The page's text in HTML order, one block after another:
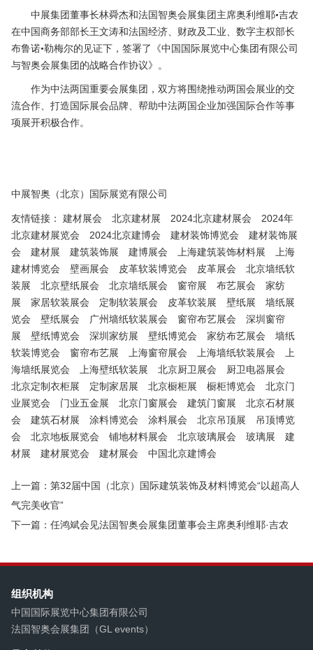
中展集团董事长林舜杰和法国智奥会展集团主席奥利维耶•吉农
在中国商务部部长王文涛和法国经济、财政及工业、数字主权部长
布鲁诺•勒梅尔的见证下，签署了《中国国际展览中心集团有限公司
与智奥会展集团的战略合作协议》。
作为中法两国重要会展集团，双方将围绕推动两国会展业的交
流合作、打造国际展会品牌、帮助中法两国企业加强国际合作等事
项展开积极合作。
中展智奥（北京）国际展览有限公司
友情链接： 建材展会 北京建材展 2024北京建材展会
2024年
北京建材展览会
2024北京建博会 建材装饰博览会
建材装饰展
会
建材展 建筑装饰展 建博展会 上海建筑装饰材料展
上海
建材博览会
壁画展会 皮革软装博览会 皮革展会
北京墙纸软
装展
北京壁纸展会 北京墙纸展会 窗帘展 布艺展会
家纺
展
家居软装展会 定制软装展会 皮革软装展 壁纸展
墙纸展
览会
壁纸展会 广州墙纸软装展会 窗帘布艺展会
深圳窗帘
展
壁纸博览会 深圳家纺展 壁纸博览会 家纺布艺展会
墙纸
软装博览会
窗帘布艺展 上海窗帘展会 上海墙纸软装展会
上
海墙纸展览会
上海壁纸软装展 北京厨卫展会
厨卫电器展会
北京定制衣柜展
定制家居展 北京橱柜展 橱柜博览会
北京门
业展览会
门业五金展 北京门窗展会 建筑门窗展
北京石材展
会
建筑石材展 涂料博览会 涂料展会 北京吊顶展
吊顶博览
会
北京地板展览会 铺地材料展会 北京玻璃展会 玻璃展
建
材展
建材展览会 建材展会 中国北京建博会
上一篇：第32届中国（北京）国际建筑装饰及材料博览会“以超高人
气完美收官”
下一篇：任鸿斌会见法国智奥会展集团董事会主席奥利维耶·吉农
组织机构
中国国际展览中心集团有限公司
法国智奥会展集团（GL events）